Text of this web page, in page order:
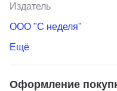
Издатель
ООО "С неделя"
Ещё
Оформление